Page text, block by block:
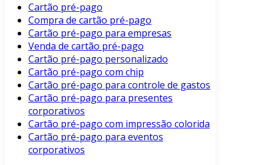
Cartão pré-pago
Compra de cartão pré-pago
Cartão pré-pago para empresas
Venda de cartão pré-pago
Cartão pré-pago personalizado
Cartão pré-pago com chip
Cartão pré-pago para controle de gastos
Cartão pré-pago para presentes
corporativos
Cartão pré-pago com impressão colorida
Cartão pré-pago para eventos
corporativos